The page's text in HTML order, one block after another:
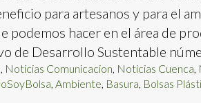
para artesanos y para el
podemos hacer en el área de
de Desarrollo Sustentable
, Noticias Comunicacion, Noticias Cuenca,
, Ambiente, Basura, Bolsas